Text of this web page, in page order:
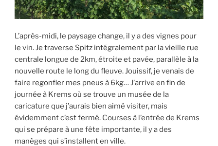
L’après-midi, le paysage change, il y a des vignes pour
le vin. Je traverse Spitz intégralement par la vieille rue
centrale longue de 2km, étroite et pavée, parallèle à la
nouvelle route le long du fleuve. Jouissif, je venais de
faire regonfler mes pneus à 6kg… J’arrive en fin de
journée à Krems où se trouve un musée de la
caricature que j’aurais bien aimé visiter, mais
évidemment c’est fermé. Courses à l’entrée de Krems
qui se prépare à une fête importante, il y a des
manèges qui s’installent en ville.